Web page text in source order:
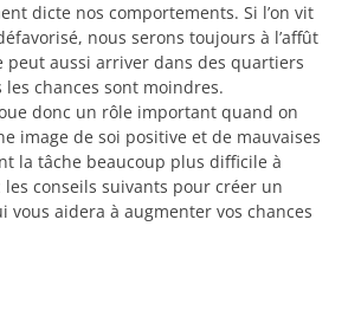
dicte nos comportements. Si l’on vit
nous serons toujours à l’affût
peut aussi arriver dans des quartiers
chances sont moindres.
donc un rôle important quand on
image de soi positive et de mauvaises
la tâche beaucoup plus difficile à
conseils suivants pour créer un
vous aidera à augmenter vos chances